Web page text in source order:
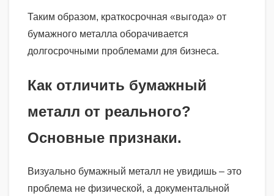
Таким образом, краткосрочная «выгода» от
бумажного металла оборачивается
долгосрочными проблемами для бизнеса.
Как отличить бумажный
металл от реального?
Основные признаки.
Визуально бумажный металл не увидишь – это
проблема не физической, а документальной